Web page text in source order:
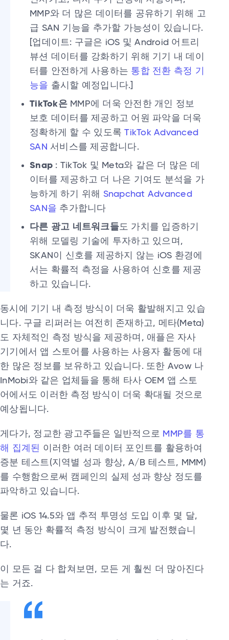
MMP와 더 많은 데이터를 공유하기 위해 고
급 SAN 기능을 추가할 가능성이 있습니다.
[업데이트: 구글은 iOS 및 Android 어트리
뷰션 데이터를 강화하기 위해 기기 내 데이
터를 안전하게 사용하는 통합 전환 측정 기
능을 출시할 예정입니다.]
TikTok은MMP에 더욱 안전한 개인 정보
보호 데이터를 제공하고 어원 파악을 더욱
정확하게 할 수 있도록TikTok Advanced
SAN 서비스를 제공합니다.
Snap : TikTok 및 Meta와 같은 더 많은 데
이터를 제공하고 더 나은 기여도 분석을 가
능하게 하기 위해 Snapchat Advanced
SAN을 추가합니다
다른 광고 네트워크들도 가치를 입증하기
위해 모델링 기술에 투자하고 있으며,
SKAN이 신호를 제공하지 않는 iOS 환경에
서는 확률적 측정을 사용하여 신호를 제공
하고 있습니다.
동시에 기기 내 측정 방식이 더욱 활발해지고 있습
니다. 구글 리퍼러는 여전히 존재하고, 메타(Meta)
도 자체적인 측정 방식을 제공하며, 애플은 자사
기기에서 앱 스토어를 사용하는 사용자 활동에 대
한 많은 정보를 보유하고 있습니다. 또한 Avow 나
InMobi와 같은 업체들을 통해 타사 OEM 앱 스토
어에서도 이러한 측정 방식이 더욱 확대될 것으로
예상됩니다.
게다가, 정교한 광고주들은 일반적으로 MMP를 통
해 집계된 이러한 여러 데이터 포인트를 활용하여
증분 테스트(지역별 성과 향상, A/B 테스트, MMM)
를 수행함으로써 캠페인의 실제 성과 향상 정도를
파악하고 있습니다.
물론 iOS 14.5와 앱 추적 투명성 도입 이후 몇 달,
몇 년 동안 확률적 측정 방식이 크게 발전했습니
다.
이 모든 걸 다 합쳐보면, 모든 게 훨씬 더 많아진다
는 거죠.